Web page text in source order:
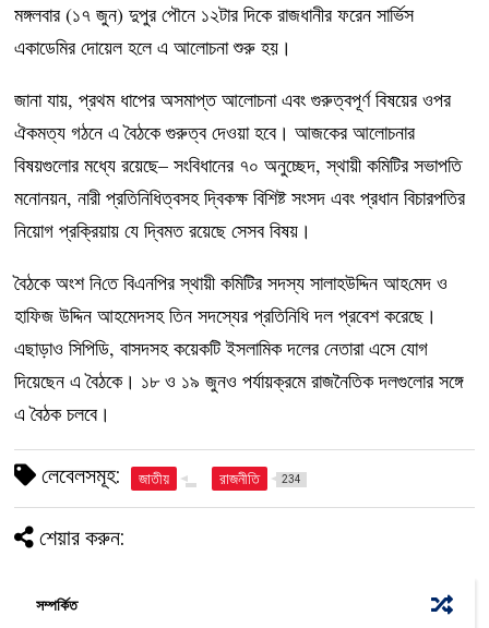
মঙ্গলবার (১৭ জুন) দুপুর পৌনে ১২টার দিকে রাজধানীর ফরেন সার্ভিস
একাডেমির দোয়েল হলে এ আলোচনা শুরু হয়।
জানা যায়, প্রথম ধাপের অসমাপ্ত আলোচনা এবং গুরুত্বপূর্ণ বিষয়ের ওপর
ঐকমত্য গঠনে এ বৈঠকে গুরুত্ব দেওয়া হবে। আজকের আলোচনার
বিষয়গুলোর মধ্যে রয়েছে– সংবিধানের ৭০ অনুচ্ছেদ, স্থায়ী কমিটির সভাপতি
মনোনয়ন, নারী প্রতিনিধিত্বসহ দ্বিকক্ষ বিশিষ্ট সংসদ এবং প্রধান বিচারপতির
নিয়োগ প্রক্রিয়ায় যে দ্বিমত রয়েছে সেসব বিষয়।
বৈঠকে অংশ নি‌তে বিএনপির স্থায়ী কমিটির সদস্য সালাহউদ্দিন আহ‌মেদ ও
হা‌ফিজ উ‌দ্দিন আহমেদসহ তিন সদস্যের প্রতিনিধি দল প্রবেশ করেছে।
এছাড়াও সি‌পি‌ডি, বাসদসহ কয়েকটি ইসলামিক দলের নেতারা এসে যোগ
দিয়েছেন এ বৈঠকে। ১৮ ও ১৯ জুনও পর্যায়ক্রমে রাজনৈতিক দলগুলোর সঙ্গে
এ বৈঠক চলবে।
লেবেলসমূহ: জাতীয় রাজনীতি 234
শেয়ার করুন:
সম্পর্কিত